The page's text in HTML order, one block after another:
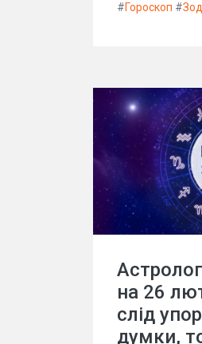
#Гороскоп #
на 26
слід
думки,